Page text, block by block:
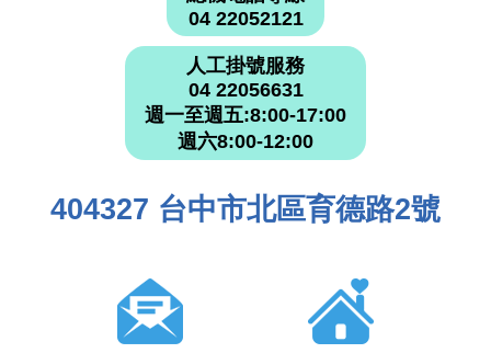
04 22052121
人工掛號服務
04 22056631
週一至週五:8:00-17:00
週六8:00-12:00
404327 台中市北區育德路2號